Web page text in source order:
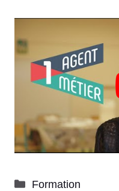
Catégories
Formation